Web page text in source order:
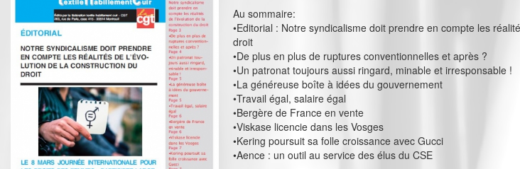
Au sommaire:
•Editorial : Notre syndicalisme doit prendre en compte les
droit
•De plus en plus de ruptures conventionnelles et après ?
•Un patronat toujours aussi ringard, minable et irresponsable !
•La généreuse boîte à idées du gouvernement
•Travail égal, salaire égal
•Bergère de France en vente
•Viskase licencie dans les Vosges
•Kering poursuit sa folle croissance avec Gucci
•Aence : un outil au service des élus du CSE